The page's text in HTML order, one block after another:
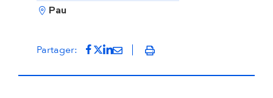
Pau
Partager: Partager sur Facebook
(s'ouvre dans un nouvel onglet)
Partager sur Twitter
(s'ouvre dans un nouvel onglet)
Partager sur LinkedIn
(s'ouvre dans un nouvel onglet)
Partager par mail
(s'ouvre dans un nouvel
Imprimer